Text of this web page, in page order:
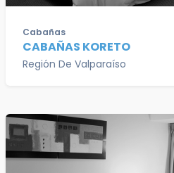
Cabañas
CABAÑAS KORETO
Región De Valparaíso